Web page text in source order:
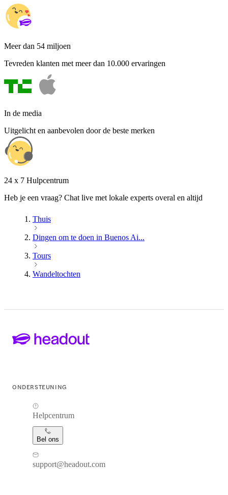
Meer dan 54 miljoen
Tevreden klanten met meer dan 10.000 ervaringen
In de media
Uitgelicht en aanbevolen door de beste merken
24 x 7 Hulpcentrum
Heb je een vraag? Chat live met lokale experts overal en altijd
Thuis
Dingen om te doen in Buenos Ai...
Tours
Wandeltochten
ONDERSTEUNING
Helpcentrum
Bel ons
support@headout.com